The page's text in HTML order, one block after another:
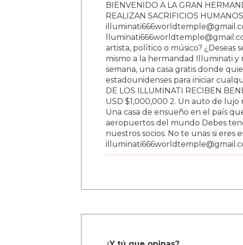
BIENVENIDO A LA GRAN
REALIZAN SACRIFICIOS HUMANOS
artista, político o músico? ¿Deseas
mismo a la hermandad Illuminati
semana, una casa gratis donde
estadounidenses para iniciar
DE LOS ILLUMINATI RECIBEN
USD $1,000,000 2. Un auto de
Una casa de ensueño en el país
aeropuertos del mundo Debes
nuestros socios. No te unas si eres